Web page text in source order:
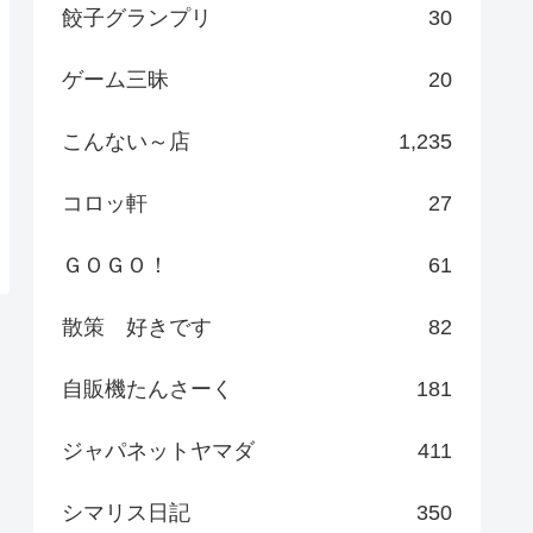
餃子グランプリ 30
ゲーム三昧 20
こんない～店 1,235
コロッ軒 27
ＧＯＧＯ！ 61
散策 好きです 82
自販機たんさーく 181
ジャパネットヤマダ 411
シマリス日記 350